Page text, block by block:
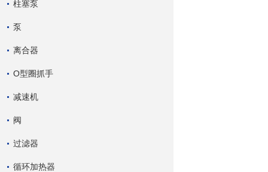
柱塞泵
泵
离合器
O型圈抓手
减速机
阀
过滤器
循环加热器